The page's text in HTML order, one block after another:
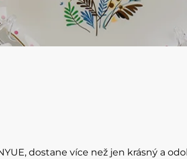
dostane více než jen krásný a